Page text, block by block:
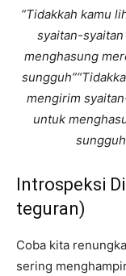
“Tidakkah kamu
syaitan-
menghasung
mengirim
untuk
Introspeksi
teguran)
Coba kita
sering